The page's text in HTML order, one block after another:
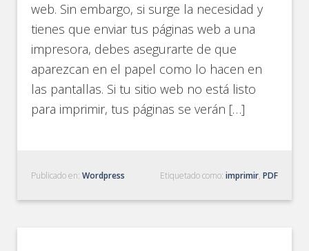
web. Sin embargo, si surge la necesidad y
tienes que enviar tus páginas web a una
impresora, debes asegurarte de que
aparezcan en el papel como lo hacen en
las pantallas. Si tu sitio web no está listo
para imprimir, tus páginas se verán […]
Publicado en:Wordpress Etiquetado como: imprimir, PDF